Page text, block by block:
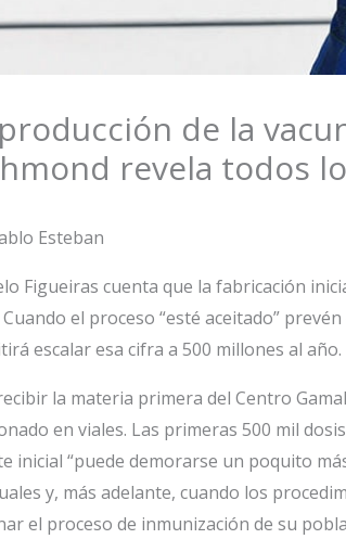
de la
revela todos
Esteban
Figueiras cuenta que la fabricación
Cuando el proceso “esté aceitado”
escalar esa cifra a 500 millones al año.
la materia primera del Centro
en viales. Las primeras 500 mil
inicial “puede demorarse un poquito
y, más adelante, cuando los
el proceso de inmunización de su